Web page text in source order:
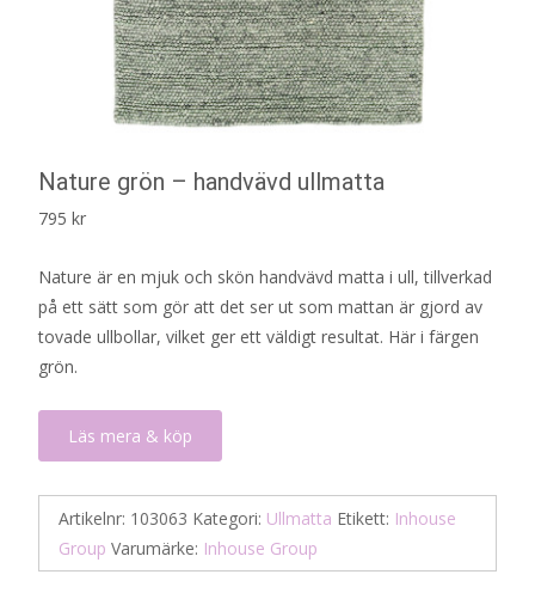
Nature grön – handvävd ullmatta
795 kr
Nature är en mjuk och skön handvävd matta i ull, tillverkad
på ett sätt som gör att det ser ut som mattan är gjord av
tovade ullbollar, vilket ger ett väldigt resultat. Här i färgen
grön.
Läs mera & köp
Artikelnr: 103063 Kategori: Ullmatta Etikett: Inhouse
Group Varumärke: Inhouse Group